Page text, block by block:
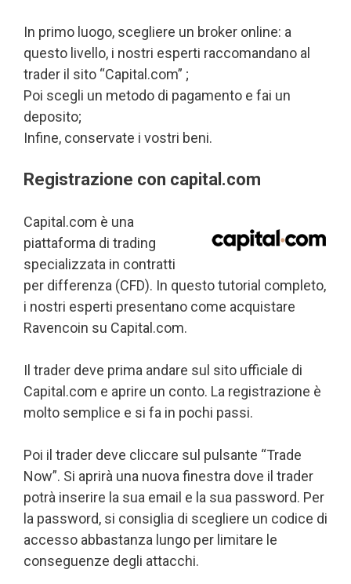
In primo luogo, scegliere un broker online: a
questo livello, i nostri esperti raccomandano al
trader il sito “Capital.com” ;
Poi scegli un metodo di pagamento e fai un
deposito;
Infine, conservate i vostri beni.
Registrazione con capital.com
Capital.com è una
piattaforma di trading
specializzata in contratti
per differenza (CFD). In questo tutorial completo,
i nostri esperti presentano come acquistare
Ravencoin su Capital.com.
Il trader deve prima andare sul sito ufficiale di
Capital.com e aprire un conto. La registrazione è
molto semplice e si fa in pochi passi.
Poi il trader deve cliccare sul pulsante “Trade
Now”. Si aprirà una nuova finestra dove il trader
potrà inserire la sua email e la sua password. Per
la password, si consiglia di scegliere un codice di
accesso abbastanza lungo per limitare le
conseguenze degli attacchi.